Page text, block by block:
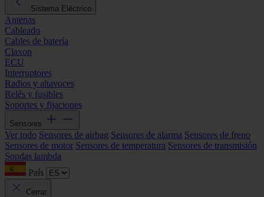
Sistema Eléctrico
Antenas
Cableado
Cables de batería
Claxon
ECU
Interruptores
Radios y altavoces
Relés y fusibles
Soportes y fijaciones
Sensores
Ver todo Sensores de airbag Sensores de alarma Sensores de freno
Sensores de motor Sensores de temperatura Sensores de transmisión
Sondas lambda
País
Cerrar